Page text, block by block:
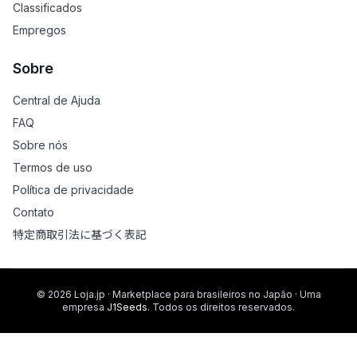
Classificados
Empregos
Sobre
Central de Ajuda
FAQ
Sobre nós
Termos de uso
Política de privacidade
Contato
特定商取引法に基づく表記
© 2026 Loja.jp · Marketplace para brasileiros no Japão · Uma
empresa J1Seeds. Todos os direitos reservados.